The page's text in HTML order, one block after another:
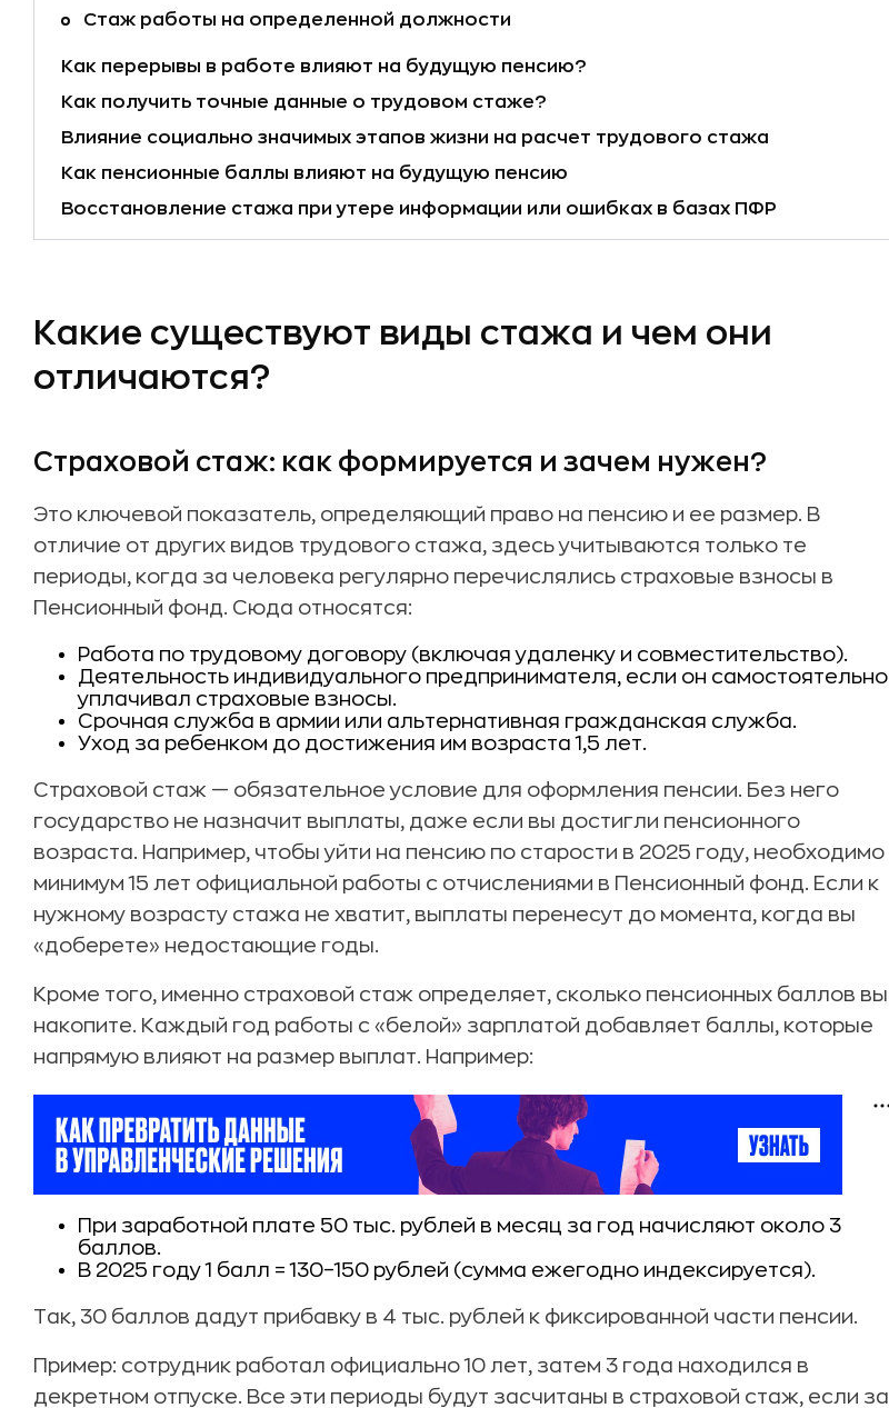
Стаж работы на определенной должности
Как перерывы в работе влияют на будущую пенсию?
Как получить точные данные о трудовом стаже?
Влияние социально значимых этапов жизни на расчет трудового стажа
Как пенсионные баллы влияют на будущую пенсию
Восстановление стажа при утере информации или ошибках в базах ПФР
Какие существуют виды стажа и чем они
отличаются?
Страховой стаж: как формируется и зачем нужен?
Это ключевой показатель, определяющий право на пенсию и ее размер. В
отличие от других видов трудового стажа, здесь учитываются только те
периоды, когда за человека регулярно перечислялись страховые взносы в
Пенсионный фонд. Сюда относятся:
Работа по трудовому договору (включая удаленку и совместительство).
Деятельность индивидуального предпринимателя, если он самостоятельно
уплачивал страховые взносы.
Срочная служба в армии или альтернативная гражданская служба.
Уход за ребенком до достижения им возраста 1,5 лет.
Страховой стаж — обязательное условие для оформления пенсии. Без него
государство не назначит выплаты, даже если вы достигли пенсионного
возраста. Например, чтобы уйти на пенсию по старости в 2025 году, необходимо
минимум 15 лет официальной работы с отчислениями в Пенсионный фонд. Если к
нужному возрасту стажа не хватит, выплаты перенесут до момента, когда вы
«доберете» недостающие годы.
Кроме того, именно страховой стаж определяет, сколько пенсионных баллов вы
накопите. Каждый год работы с «белой» зарплатой добавляет баллы, которые
напрямую влияют на размер выплат. Например:
При заработной плате 50 тыс. рублей в месяц за год начисляют около 3
баллов.
В 2025 году 1 балл = 130–150 рублей (сумма ежегодно индексируется).
Так, 30 баллов дадут прибавку в 4 тыс. рублей к фиксированной части пенсии.
Пример: сотрудник работал официально 10 лет, затем 3 года находился в
декретном отпуске. Все эти периоды будут засчитаны в страховой стаж, если за